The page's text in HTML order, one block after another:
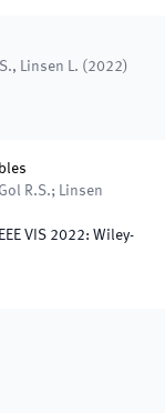
Linsen L. ( 2022)
R.S.; Linsen
VIS 2022: Wiley-